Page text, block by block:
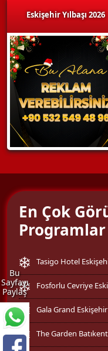
Eskişehir Yılbaşı 2026
Bu
Sayfayı
Paylaş
En Çok
Programlar
Tasigo Hotel
Fosforlu Cevriye
Gala Grand Eskişehir
The Garden